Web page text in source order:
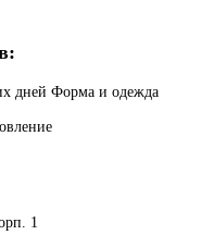
дней Форма и одежда
1